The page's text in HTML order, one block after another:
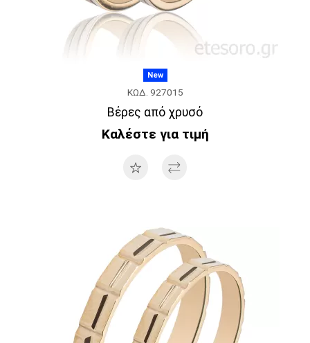
New
ΚΩΔ. 927015
Βέρες από χρυσό
Καλέστε για τιμή